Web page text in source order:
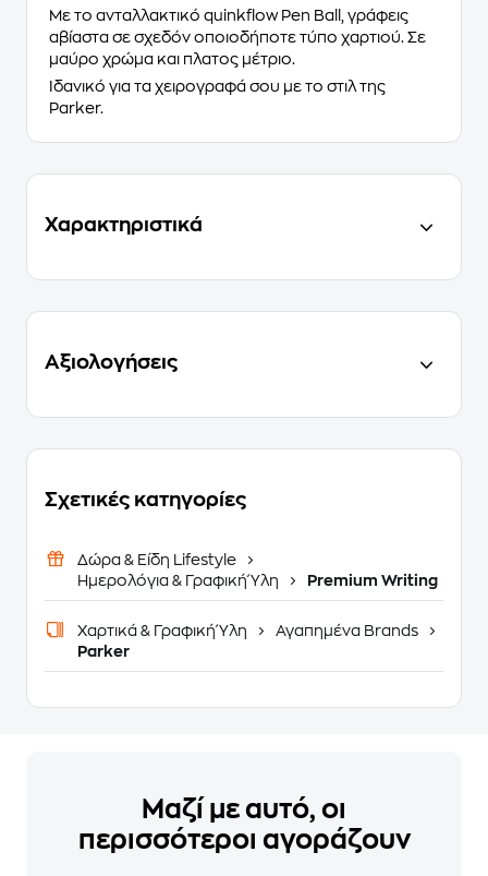
Με το ανταλλακτικό quinkflow Pen Ball, γράφεις
αβίαστα σε σχεδόν οποιοδήποτε τύπο χαρτιού. Σε
μαύρο χρώμα και πλατος μέτριο.
Ιδανικό για τα χειρογραφά σου με το στιλ της
Parker.
Χαρακτηριστικά
Αξιολογήσεις
Σχετικές κατηγορίες
Δώρα & Είδη Lifestyle
Ημερολόγια & Γραφική Ύλη
Premium Writing
Χαρτικά & Γραφική Ύλη
Αγαπημένα Brands
Parker
Μαζί με αυτό, οι
περισσότεροι αγοράζουν